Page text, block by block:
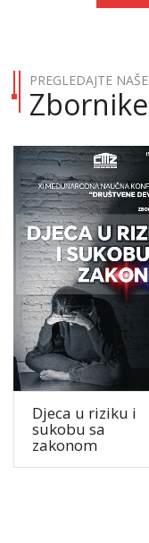
PREGLEDAJTE NAŠE
Djeca u riziku i
sukobu sa
zakonom